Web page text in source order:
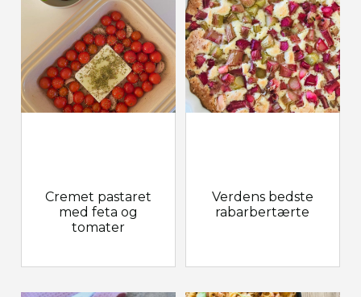
Cremet pastaret
med feta og
tomater
Verdens bedste
rabarbertærte